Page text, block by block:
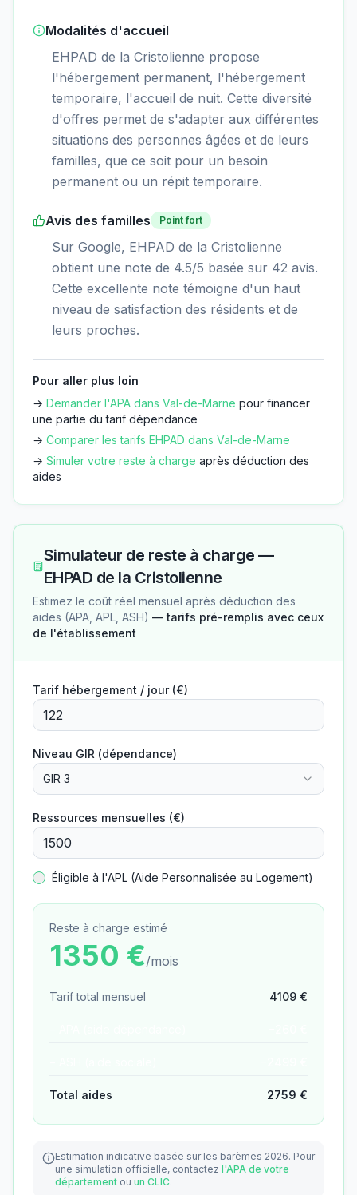
Modalités d'accueil
EHPAD de la Cristolienne propose
l'hébergement permanent, l'hébergement
temporaire, l'accueil de nuit. Cette diversité
d'offres permet de s'adapter aux différentes
situations des personnes âgées et de leurs
familles, que ce soit pour un besoin
permanent ou un répit temporaire.
Avis des familles Point fort
Sur Google, EHPAD de la Cristolienne
obtient une note de 4.5/5 basée sur 42 avis.
Cette excellente note témoigne d'un haut
niveau de satisfaction des résidents et de
leurs proches.
Pour aller plus loin
→ Demander l'APA dans Val-de-Marne pour financer
une partie du tarif dépendance
→ Comparer les tarifs EHPAD dans Val-de-Marne
→ Simuler votre reste à charge après déduction des
aides
Simulateur de reste à charge —
EHPAD de la Cristolienne
Estimez le coût réel mensuel après déduction des
aides (APA, APL, ASH) — tarifs pré-remplis avec ceux
de l'établissement
Tarif hébergement / jour (€)
Niveau GIR (dépendance)
GIR 3
Ressources mensuelles (€)
Éligible à l'APL (Aide Personnalisée au Logement)
Reste à charge estimé
1350 €/mois
Tarif total mensuel 4109 €
Total aides 2759 €
Estimation indicative basée sur les barèmes 2026. Pour
une simulation officielle, contactez l'APA de votre
département ou un CLIC.